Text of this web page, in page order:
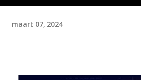
maart 07, 2024